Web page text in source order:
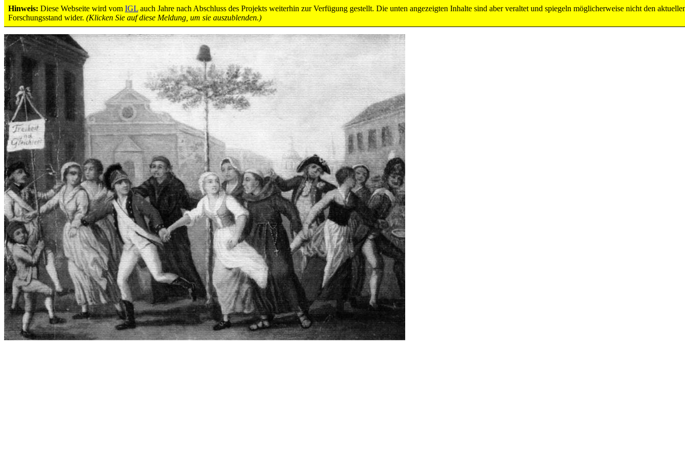
Freiheitsbaum Tanz
Hinweis: Diese Webseite wird vom IGL auch Jahre nach Abschluss des Projekts weiterhin zur Verfügung gestellt. Die unten angezeigten Inhalte sind aber veraltet und spiegeln möglicherweise nicht den
Forschungsstand wider. (Klicken Sie auf diese Meldung, um sie auszublenden.)